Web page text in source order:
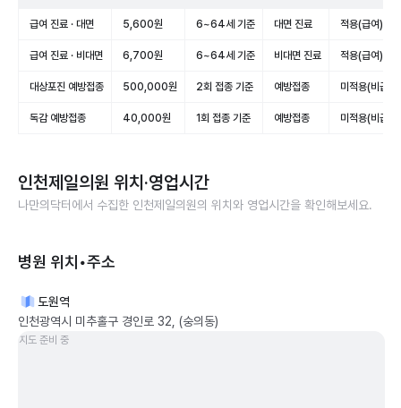
급여 진료 · 대면 5,600원 6~64세 기준 대면 진료 적용(급여)
급여 진료 · 비대면 6,700원 6~64세 기준 비대면 진료 적용(급여)
대상포진 예방접종 500,000원 2회 접종 기준 예방접종 미적용(비급여)
독감 예방접종 40,000원 1회 접종 기준 예방접종 미적용(비급여)
인천제일의원 위치·영업시간
나만의닥터에서 수집한 인천제일의원의 위치와 영업시간을 확인해보세요.
병원 위치•주소
도원역
인천광역시 미추홀구 경인로 32, (숭의동)
지도 준비 중